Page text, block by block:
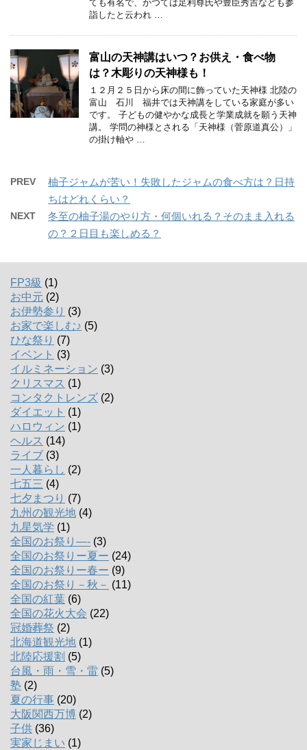
ても有名で、かつては足利尊氏や豊臣秀吉なども参
詣したと云われ …
富山の天神講はいつ？お供え・食べ物
は？木彫りの天神様も！
１２月２５日から床の間に飾っていた天神様 北陸の
富山 石川 福井では天神講をしている家庭が多い
です。 子どもの健やかな成長と学業成就を願う天神
講。 学問の神様とされる「天神様（菅原道真公）」
の掛け軸や …
PREV
柚子ジャムが苦い！失敗したジャムの食べ方は？日持
ちはどれくらい？
NEXT
冬至の柚子湯のやり方・何個いれる？そのまま入れる
の？２日目も楽しめる？
FP3級 (1)
お中元 (2)
お伊勢参り (3)
お家で楽しむ♪ (5)
ひな祭り (7)
イベント (3)
イルミネーション (3)
クリスマス (1)
コンタクトレンズ (2)
ダイエット (1)
ハロウィン (1)
ヘルス (14)
ライブ (3)
一人暮らし (2)
七五三 (4)
七夕まつり (7)
九州の観光地 (4)
九星気学 (1)
全国のお祭り―- (3)
全国のお祭りー夏ー (24)
全国のお祭りー春ー (9)
全国のお祭り－秋－ (11)
全国の紅葉 (6)
全国の花火大会 (22)
冠婚葬祭 (2)
北海道観光地 (1)
北陸応援割 (5)
台風・雨・雪・雷 (5)
塾 (2)
夏の行事 (20)
大阪関西万博 (2)
子供 (36)
実家じまい (1)